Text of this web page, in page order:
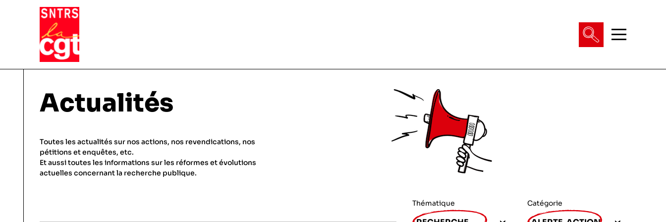
VIE DU SYNDICAT
Pourquoi et comment Adhérer
Notre fonctionnement
THÉMATIQUES
Conditions de travail
Actualités
Toutes les actualités sur nos actions, nos revendications, nos
pétitions et enquêtes, etc.
Et aussi toutes les informations sur les réformes et évolutions
actuelles concernant la recherche publique.
Thématique Catégorie